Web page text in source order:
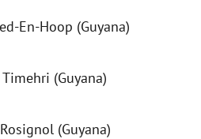
En-Hoop (Guyana)
(Guyana)
(Guyana)